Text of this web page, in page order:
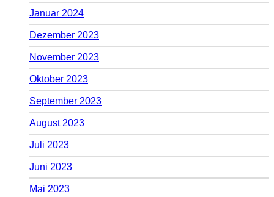
Januar 2024
Dezember 2023
November 2023
Oktober 2023
September 2023
August 2023
Juli 2023
Juni 2023
Mai 2023